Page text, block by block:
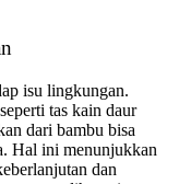
isu lingkungan.
tas kain daur
dari bambu bisa
Hal ini menunjukkan
dan